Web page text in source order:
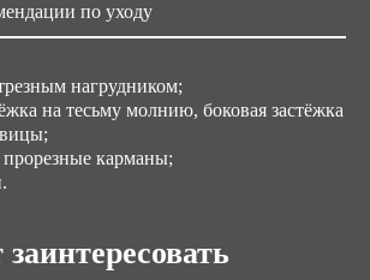
по уходу
нагрудником;
на тесьму молнию, боковая застёжка
карманы;